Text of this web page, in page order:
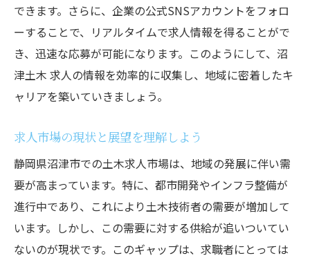
自然と都市の調和を目指す求人の魅力
沼津市のインフラ整備に貢献する仕事
自然災害に強い都市づくりへの貢献
都市計画における土木技術の重要性
地域住民のための快適な生活環境づくり
都市の未来を形作るための土木技術
沼津市での土木求人情報最新トレンドと採用成
最新の沼津土木求人トレンドとは
採用担当者が注目するスキルセット
面接でアピールすべきポイント
できます。さらに、企業の公式SNSアカウントをフォロ
ーすることで、リアルタイムで求人情報を得ることがで
き、迅速な応募が可能になります。このようにして、沼
津土木 求人の情報を効率的に収集し、地域に密着したキ
ャリアを築いていきましょう。
求人市場の現状と展望を理解しよう
静岡県沼津市での土木求人市場は、地域の発展に伴い需
要が高まっています。特に、都市開発やインフラ整備が
進行中であり、これにより土木技術者の需要が増加して
います。しかし、この需要に対する供給が追いついてい
ないのが現状です。このギャップは、求職者にとっては